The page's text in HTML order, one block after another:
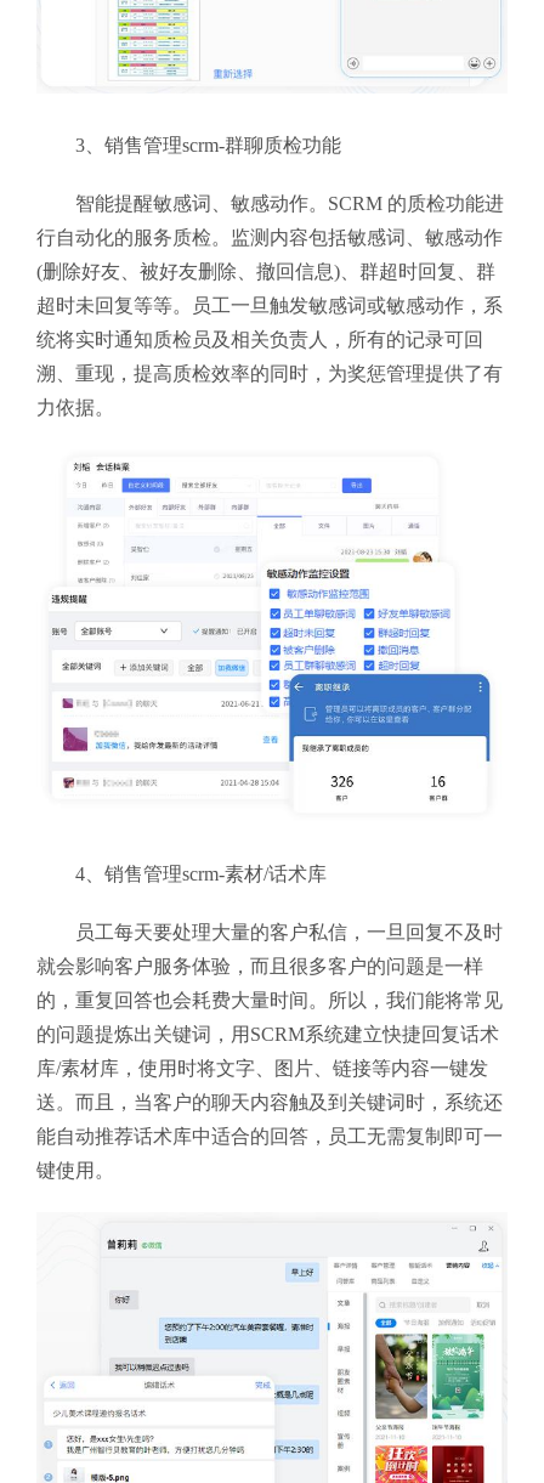
3、销售管理scrm-群聊质检功能
智能提醒敏感词、敏感动作。SCRM 的质检功能进
行自动化的服务质检。监测内容包括敏感词、敏感动作
(删除好友、被好友删除、撤回信息)、群超时回复、群
超时未回复等等。员工一旦触发敏感词或敏感动作，系
统将实时通知质检员及相关负责人，所有的记录可回
溯、重现，提高质检效率的同时，为奖惩管理提供了有
力依据。
4、销售管理scrm-素材/话术库
员工每天要处理大量的客户私信，一旦回复不及时
就会影响客户服务体验，而且很多客户的问题是一样
的，重复回答也会耗费大量时间。所以，我们能将常见
的问题提炼出关键词，用SCRM系统建立快捷回复话术
库/素材库，使用时将文字、图片、链接等内容一键发
送。而且，当客户的聊天内容触及到关键词时，系统还
能自动推荐话术库中适合的回答，员工无需复制即可一
键使用。